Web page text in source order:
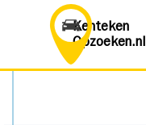
Kenteken
Opzoeken.nl